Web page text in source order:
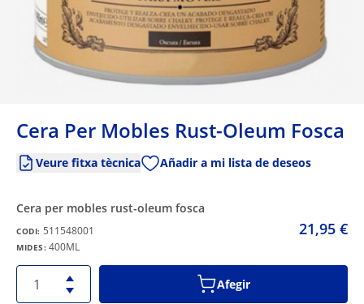
Cera Per Mobles Rust-Oleum Fosca
Veure fitxa tècnica Añadir a mi lista de deseos
cera per mobles rust-oleum fosca
CODI: 511548001
MIDES: 400ML
21,95 €
Afegir